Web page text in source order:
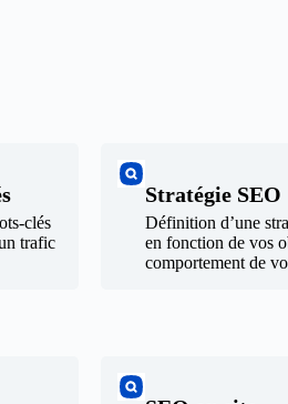
clés
trafic
Stratégie SEO
Définition d’une
en fonction de vos
comportement de